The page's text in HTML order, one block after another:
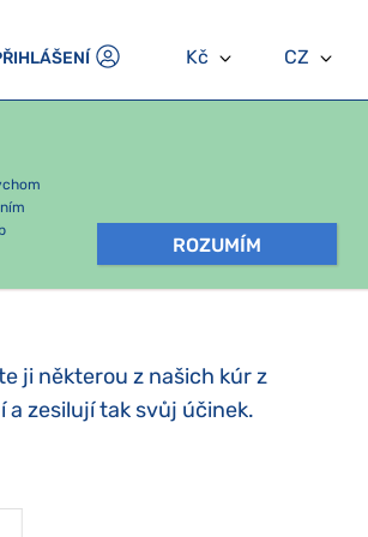
Kč CZ
ROZUMÍM
ji některou z našich kúr z
zesilují tak svůj účinek.